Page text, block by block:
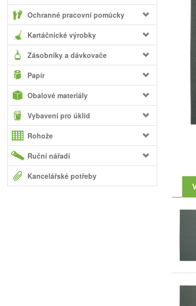
Ochranné pracovní pomůcky
Kartáčnické výrobky
Zásobníky a dávkovače
Papír
Obalové materiály
Vybavení pro úklid
Rohože
Ruční nářadí
Kancelářské potřeby